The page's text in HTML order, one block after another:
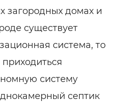
загородных домах и
существует
система, то
систему
септик